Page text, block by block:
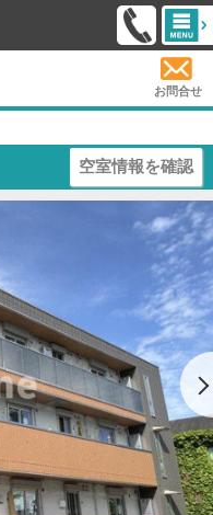
お問合せ
空室情報を確認